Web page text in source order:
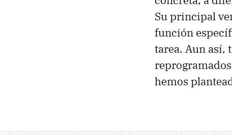
Su principal
función
tarea. Aun así,
hemos